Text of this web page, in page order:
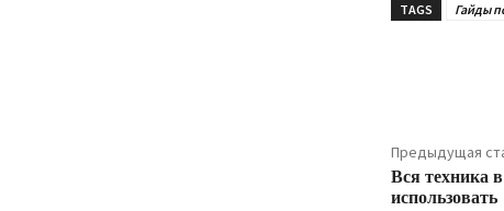
TAGS Гайды
Предыдущая
Вся техника
использовать